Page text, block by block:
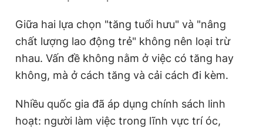
Giữa hai lựa chọn "tăng tuổi hưu" và "nâng
chất lượng lao động trẻ" không nên loại trừ
nhau. Vấn đề không nằm ở việc có tăng hay
không, mà ở cách tăng và cải cách đi kèm.
Nhiều quốc gia đã áp dụng chính sách linh
hoạt: người làm việc trong lĩnh vực trí óc,